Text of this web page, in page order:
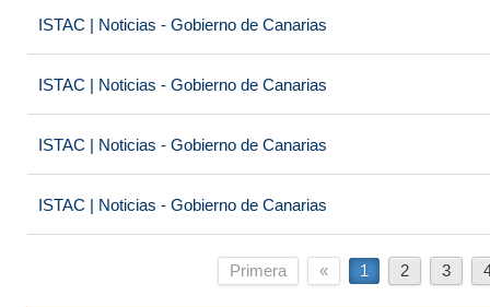
ISTAC | Noticias - Gobierno de Canarias
ISTAC | Noticias - Gobierno de Canarias
ISTAC | Noticias - Gobierno de Canarias
ISTAC | Noticias - Gobierno de Canarias
Primera « 1 2 3